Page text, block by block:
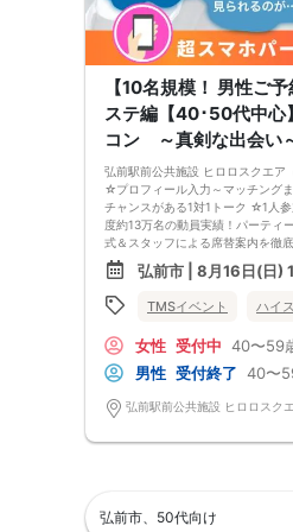
【10名規模！ 男性ご
ステ編【40･50代中心
コン ～真剣な出会い
弘前駅前公共施設 ヒロロスクエア
☆プロフィール入力～マッチング
チャンスがある1対1トーク ☆1人
度約13万名の動員実績！パーテ
式＆スタッフによる席替案内を徹
絡先が送れる♪（※アフターアプロ
とお話できるので、フリータイム
ずに気が付いたらイベント終了・
【持ち物について】 ・ご本人様
（こちらのパーティーはスマホを
ムの関係上、カードスタイルに切
・なるべくお釣銭がでないようご
加前にご確認ください】 ・Wi-Fi
万全でない場合にはご参加いただ
のでご安心ください。
弘前市 | 8月16日(日)
TMSイベント ハイ
女性 受付中 40〜59
男性 受付終了 40〜
弘前市、50代向け